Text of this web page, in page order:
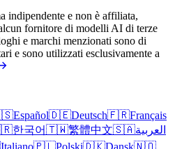
indipendente e non è affiliata,
fornitore di modelli AI di terze
e marchi menzionati sono di
e sono utilizzati esclusivamente a
Español🇩🇪Deutsch🇫🇷Français
한국어🇹🇼繁體中文🇸🇦العربية